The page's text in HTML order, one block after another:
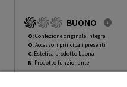
BUONO
O: Confezione originale integra
O: Accessori principali presenti
C: Estetica prodotto buona
N: Prodotto funzionante